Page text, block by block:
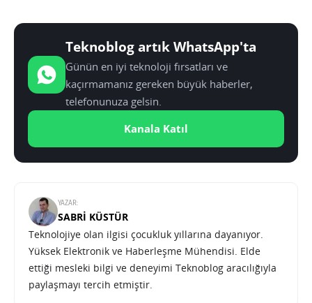
Teknoblog artık WhatsApp'ta
Günün en iyi teknoloji fırsatları ve
kaçırmamanız gereken büyük haberler,
telefonunuza gelsin.
Kanala Katıl
YAZAR:
SABRI KÜSTÜR
Teknolojiye olan ilgisi çocukluk yıllarına dayanıyor.
Yüksek Elektronik ve Haberleşme Mühendisi. Elde
ettiği mesleki bilgi ve deneyimi Teknoblog aracılığıyla
paylaşmayı tercih etmiştir.